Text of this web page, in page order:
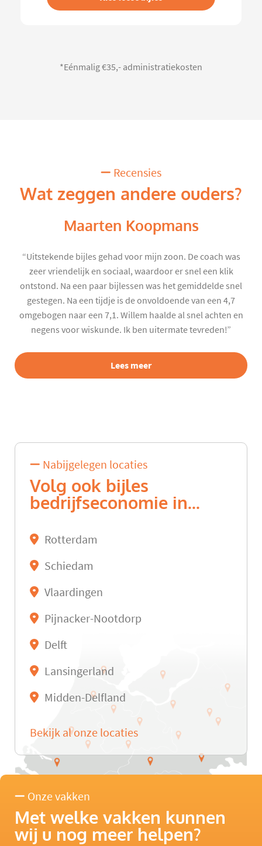
*Eénmalig €35,- administratiekosten
Recensies
Wat zeggen andere ouders?
Maarten Koopmans
“Uitstekende bijles gehad voor mijn zoon. De coach was
zeer vriendelijk en sociaal, waardoor er snel een klik
ontstond. Na een paar bijlessen was het gemiddelde snel
gestegen. Na een tijdje is de onvoldoende van een 4,7
omgebogen naar een 7,1. Willem haalde al snel achten en
negens voor wiskunde. Ik ben uitermate tevreden!”
Lees meer
Nabijgelegen locaties
Volg ook bijles
bedrijfseconomie in...
Rotterdam
Schiedam
Vlaardingen
Pijnacker-Nootdorp
Delft
Lansingerland
Midden-Delfland
Bekijk al onze locaties
Onze vakken
Met welke vakken kunnen
wij u nog meer helpen?